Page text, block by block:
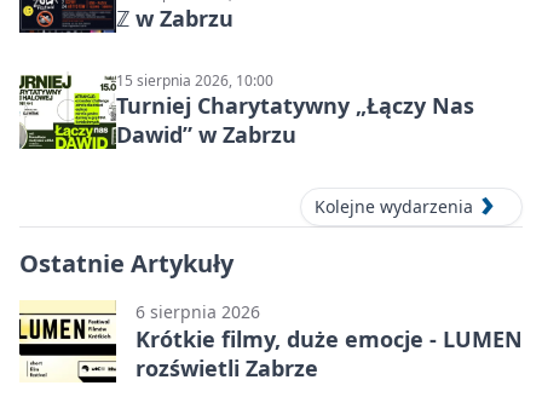
ℤ w Zabrzu
15 sierpnia 2026, 10:00
Turniej Charytatywny „Łączy Nas
Dawid” w Zabrzu
Kolejne wydarzenia
Ostatnie Artykuły
6 sierpnia 2026
Krótkie filmy, duże emocje - LUMEN
rozświetli Zabrze